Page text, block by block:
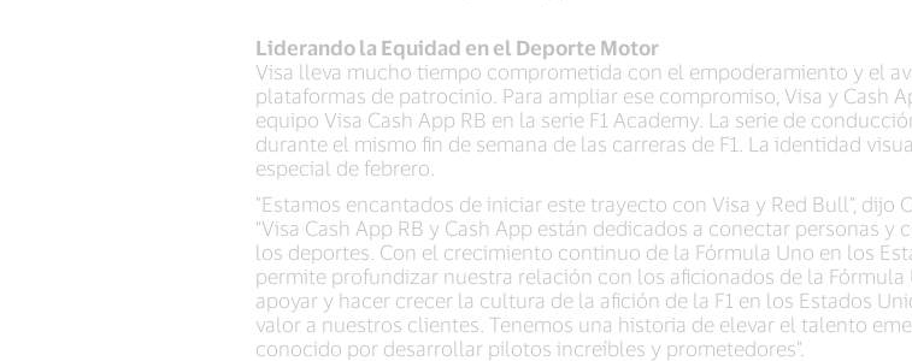
Liderando la Equidad en el Deporte Motor
Visa lleva mucho tiempo comprometida con el empoderamiento y el
plataformas de patrocinio. Para ampliar ese compromiso, Visa y Cash
equipo Visa Cash App RB en la serie F1 Academy. La serie de
durante el mismo fin de semana de las carreras de F1. La identidad
especial de febrero.
"Estamos encantados de iniciar este trayecto con Visa y Red Bull”, dijo
“Visa Cash App RB y Cash App están dedicados a conectar personas
los deportes. Con el crecimiento continuo de la Fórmula Uno en los
permite profundizar nuestra relación con los aficionados de la
apoyar y hacer crecer la cultura de la afición de la F1 en los Estados
valor a nuestros clientes. Tenemos una historia de elevar el talento
conocido por desarrollar pilotos increíbles y prometedores”.